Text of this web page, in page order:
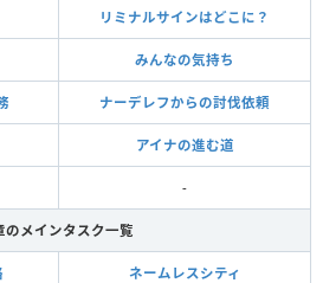
リミナルサインはどこに？
みんなの気持ち
ナーデレフからの討伐依頼
アイナの進む道
-
のメインタスク一覧
ネームレスシティ